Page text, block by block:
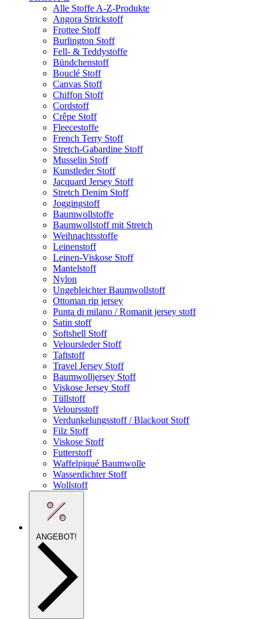
Alle Stoffe A-Z-Produkte
Angora Strickstoff
Frottee Stoff
Burlington Stoff
Fell- & Teddystoffe
Bündchenstoff
Bouclé Stoff
Canvas Stoff
Chiffon Stoff
Cordstoff
Crêpe Stoff
Fleecestoffe
French Terry Stoff
Stretch-Gabardine Stoff
Musselin Stoff
Kunstleder Stoff
Jacquard Jersey Stoff
Stretch Denim Stoff
Joggingstoff
Baumwollstoffe
Baumwollstoff mit Stretch
Weihnachtsstoffe
Leinenstoff
Leinen-Viskose Stoff
Mantelstoff
Nylon
Ungebleichter Baumwollstoff
Ottoman rip jersey
Punta di milano / Romanit jersey stoff
Satin stoff
Softshell Stoff
Veloursleder Stoff
Taftstoff
Travel Jersey Stoff
Baumwolljersey Stoff
Viskose Jersey Stoff
Tüllstoff
Veloursstoff
Verdunkelungsstoff / Blackout Stoff
Filz Stoff
Viskose Stoff
Futterstoff
Waffelpiqué Baumwolle
Wasserdichter Stoff
Wollstoff
ANGEBOT!